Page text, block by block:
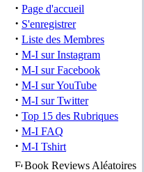
· Page d'accueil
· S'enregistrer
· Liste des Membres
· M-I sur Instagram
· M-I sur Facebook
· M-I sur YouTube
· M-I sur Twitter
· Top 15 des Rubriques
· M-I FAQ
· M-I Tshirt
Book Reviews Aléatoires